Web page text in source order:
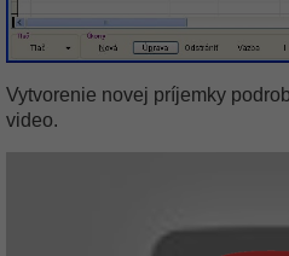
Vytvorenie novej príjemky
video.